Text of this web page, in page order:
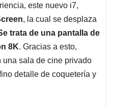
este nuevo i7,
, la cual se desplaza
trata de una pantalla de
8K. Gracias a esto,
una sala de cine privado
detalle de coquetería y